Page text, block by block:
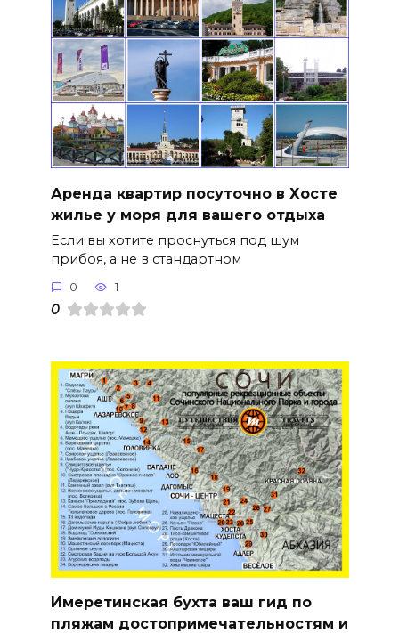
Аренда квартир посуточно в Хосте
жилье у моря для вашего отдыха
Если вы хотите проснуться под шум
прибоя, а не в стандартном
0 1
0
Имеретинская бухта ваш гид по
пляжам достопримечательностям и